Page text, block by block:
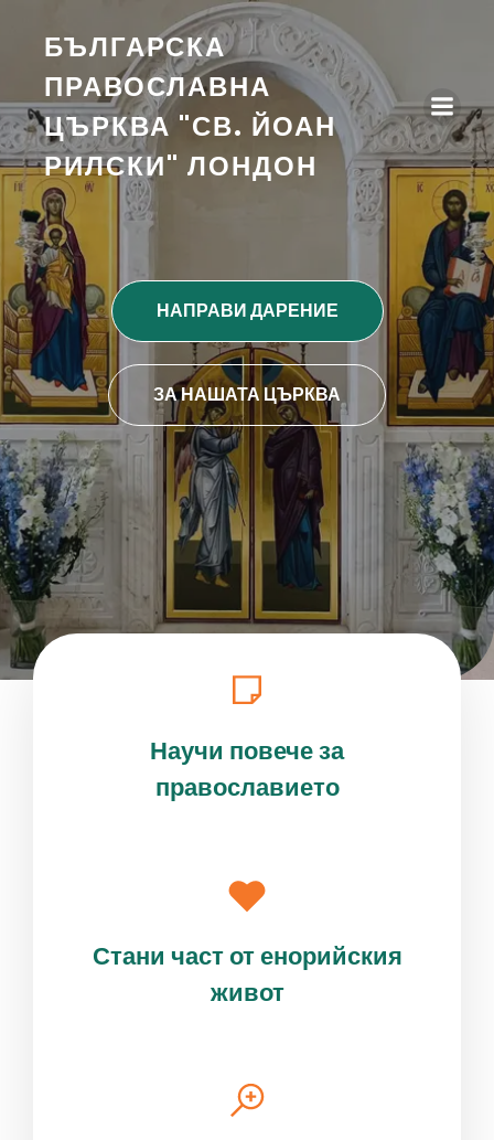
БЪЛГАРСКА
ПРАВОСЛАВНА
ЦЪРКВА "СВ. ЙОАН
РИЛСКИ" ЛОНДОН
НАПРАВИ ДАРЕНИЕ
ЗА НАШАТА ЦЪРКВА
Научи повече за
православието
Стани част от енорийския
живот